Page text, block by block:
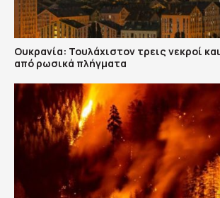
Ουκρανία: Τουλάχιστον τρεις νεκροί
από ρωσικά πλήγματα